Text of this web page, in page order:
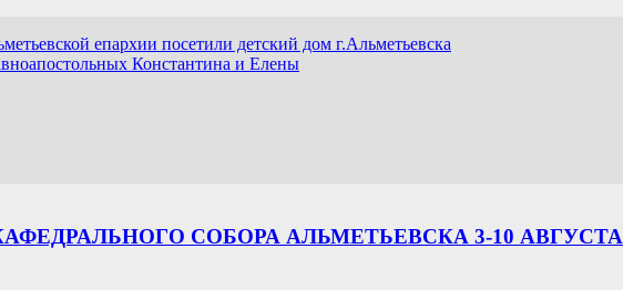
епархии посетили детский дом г.Альметьевска
Константина и Елены
СОБОРА АЛЬМЕТЬЕВСКА 3-10 АВГУСТА